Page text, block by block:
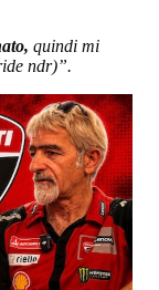
quindi mi
ndr)”.